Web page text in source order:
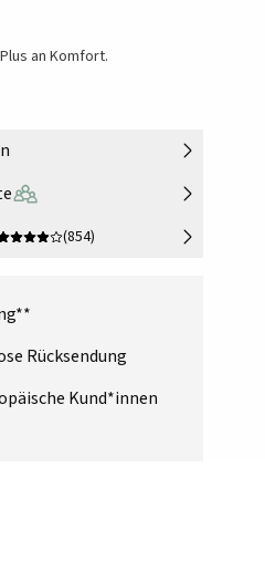
an Komfort.
(854)
Rücksendung
Kund*innen